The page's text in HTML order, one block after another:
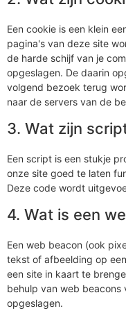
Een cookie is een klein
pagina's van deze site
de harde schijf van je
opgeslagen. De daarin
volgend bezoek terug
naar de servers van de
3. Wat zijn
Een script is een stukje
onze site goed te laten
Deze code wordt
4. Wat is een
Een web beacon (ook
tekst of afbeelding op
een site in kaart te
behulp van web beacons
opgeslagen.